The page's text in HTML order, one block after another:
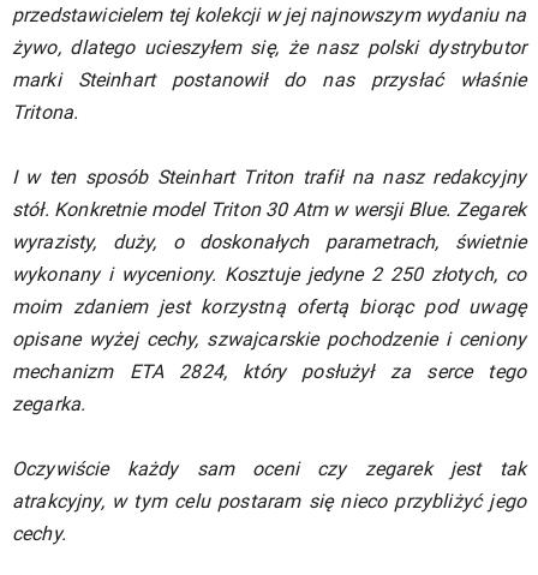
przedstawicielem tej kolekcji w jej najnowszym wydaniu na
żywo, dlatego ucieszyłem się, że nasz polski dystrybutor
marki Steinhart postanowił do nas przysłać właśnie
Tritona.
I w ten sposób Steinhart Triton trafił na nasz redakcyjny
stół. Konkretnie model Triton 30 Atm w wersji Blue. Zegarek
wyrazisty, duży, o doskonałych parametrach, świetnie
wykonany i wyceniony. Kosztuje jedyne 2 250 złotych, co
moim zdaniem jest korzystną ofertą biorąc pod uwagę
opisane wyżej cechy, szwajcarskie pochodzenie i ceniony
mechanizm ETA 2824, który posłużył za serce tego
zegarka.
Oczywiście każdy sam oceni czy zegarek jest tak
atrakcyjny, w tym celu postaram się nieco przybliżyć jego
cechy.